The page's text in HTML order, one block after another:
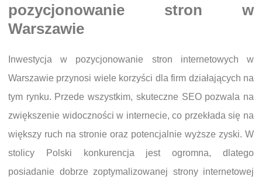
pozycjonowanie stron w
Warszawie
Inwestycja w pozycjonowanie stron internetowych w
Warszawie przynosi wiele korzyści dla firm działających na
tym rynku. Przede wszystkim, skuteczne SEO pozwala na
zwiększenie widoczności w internecie, co przekłada się na
większy ruch na stronie oraz potencjalnie wyższe zyski. W
stolicy Polski konkurencja jest ogromna, dlatego
posiadanie dobrze zoptymalizowanej strony internetowej